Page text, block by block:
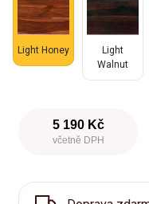
Light Honey
Light
Walnut
5 190 Kč
včetně DPH